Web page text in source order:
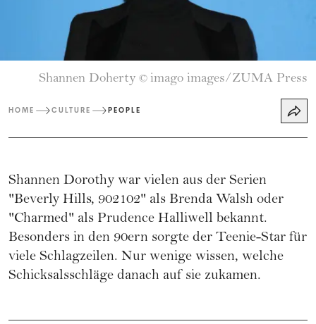
Shannen Doherty © imago images/ZUMA Press
HOME CULTURE PEOPLE
Shannen Dorothy war vielen aus der Serien
"Beverly Hills, 902102" als Brenda Walsh oder
"Charmed" als Prudence Halliwell bekannt.
Besonders in den 90ern sorgte der Teenie-Star für
viele Schlagzeilen. Nur wenige wissen, welche
Schicksalsschläge danach auf sie zukamen.